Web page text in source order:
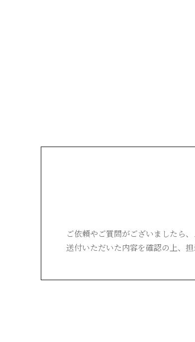
ご依頼やご質問がございましたら、
送付いただいた内容を確認の上、